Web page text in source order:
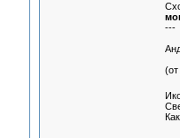
---
(от